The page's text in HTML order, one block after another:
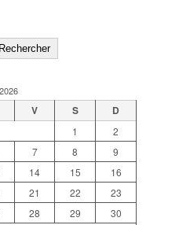
Rechercher
V S D
1
2
7 8
9
14 15
16
21 22
23
28 29
30